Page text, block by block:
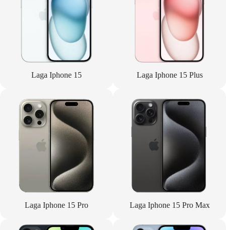
Laga Iphone 15 Laga Iphone 15 Plus
Laga Iphone 15 Pro Laga Iphone 15 Pro Max